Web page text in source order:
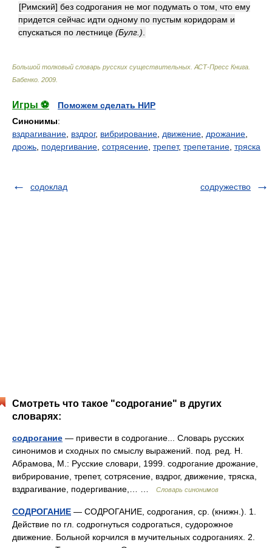
[Римский] без содрогания не мог подумать о том, что ему
придется сейчас идти одному по пустым коридорам и
спускаться по лестнице (Булг.)
Большой толковый словарь русских существительных. АСТ-Пресс Книга
Бабенко 2009
Игры ⚽
Поможем сделать НИР
Синонимы:
вздрагивание вздрог, вибрирование движение дрожание
дрожь подергивание сотрясение трепет, трепетание тряска
содоклад содружество
Смотреть что такое "содрогание" в других
словарях:
содрогание — привести в содрогание... Словарь русских
синонимов и сходных по смыслу выражений. под. ред. Н.
Абрамова, М.: Русские словари, 1999. содрогание дрожание,
вибрирование, трепет, сотрясение, вздрог, движение, тряска,
вздрагивание, подергивание,… …
Словарь синонимов
СОДРОГАНИЕ — СОДРОГАНИЕ, содрогания, ср. (книжн.). 1.
Действие по гл. содрогнуться содрогаться, судорожное
движение. Больной корчился в мучительных содроганиях. 2.